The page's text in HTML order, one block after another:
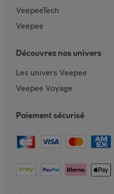
VeepeeTech
Veepee
Découvrez nos univers
Les univers Veepee
Veepee Voyage
Paiement sécurisé